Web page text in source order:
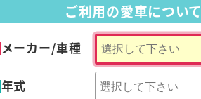
ご利用の愛車について
メーカー/車種
年式